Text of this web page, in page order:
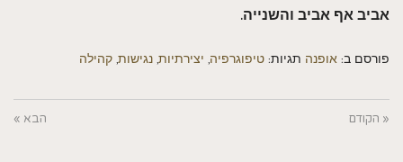
אביב אף אביב והשנייה.
פורסם ב: אופנה תגיות: טיפוגרפיה, יצירתיות, נגישות, קהילה
« הקודם הבא »